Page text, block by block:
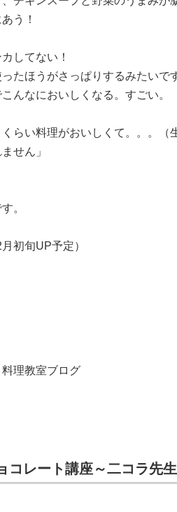
う！
してない！
たほうがさっぱりするみたいで
んなにおいしくなる。すごい。
らい料理がおいしくて。。。（
せん」
。
初旬UP予定）
料理教室ブログ
コレート講座～二コラ先